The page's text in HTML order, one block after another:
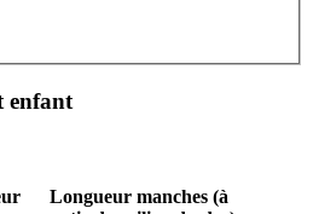
enfant
Longueur manches (à